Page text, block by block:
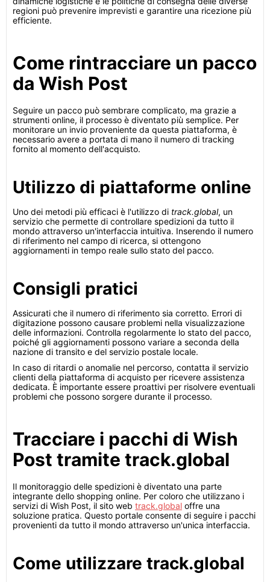
regioni può prevenire imprevisti e garantire una ricezione più
efficiente.
Come rintracciare un pacco
da Wish Post
Seguire un pacco può sembrare complicato, ma grazie a
strumenti online, il processo è diventato più semplice. Per
monitorare un invio proveniente da questa piattaforma, è
necessario avere a portata di mano il numero di tracking
fornito al momento dell'acquisto.
Utilizzo di piattaforme online
Uno dei metodi più efficaci è l'utilizzo di track.global, un
servizio che permette di controllare spedizioni da tutto il
mondo attraverso un'interfaccia intuitiva. Inserendo il numero
di riferimento nel campo di ricerca, si ottengono
aggiornamenti in tempo reale sullo stato del pacco.
Consigli pratici
Assicurati che il numero di riferimento sia corretto. Errori di
digitazione possono causare problemi nella visualizzazione
delle informazioni. Controlla regolarmente lo stato del pacco,
poiché gli aggiornamenti possono variare a seconda della
nazione di transito e del servizio postale locale.
In caso di ritardi o anomalie nel percorso, contatta il servizio
clienti della piattaforma di acquisto per ricevere assistenza
dedicata. È importante essere proattivi per risolvere eventuali
problemi che possono sorgere durante il processo.
Tracciare i pacchi di Wish
Post tramite track.global
Il monitoraggio delle spedizioni è diventato una parte
integrante dello shopping online. Per coloro che utilizzano i
servizi di Wish Post, il sito web track.global offre una
soluzione pratica. Questo portale consente di seguire i pacchi
provenienti da tutto il mondo attraverso un'unica interfaccia.
Come utilizzare track.global